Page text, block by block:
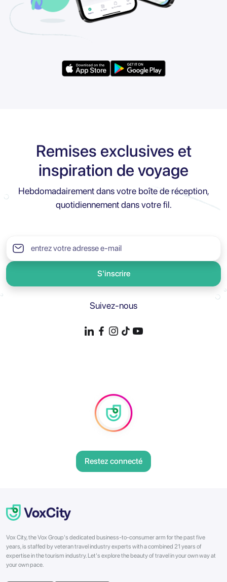
Remises exclusives et
inspiration de voyage
Hebdomadairement dans votre boîte de réception,
quotidiennement dans votre fil.
S'inscrire
Suivez-nous
Restez connecté
Vox City, the Vox Group's dedicated business-to-consumer arm for the past five
years, is staffed by veteran travel industry experts with a combined 21 years of
expertise in the tourism industry. Let's explore the beauty of travel in your own way at
your own pace.